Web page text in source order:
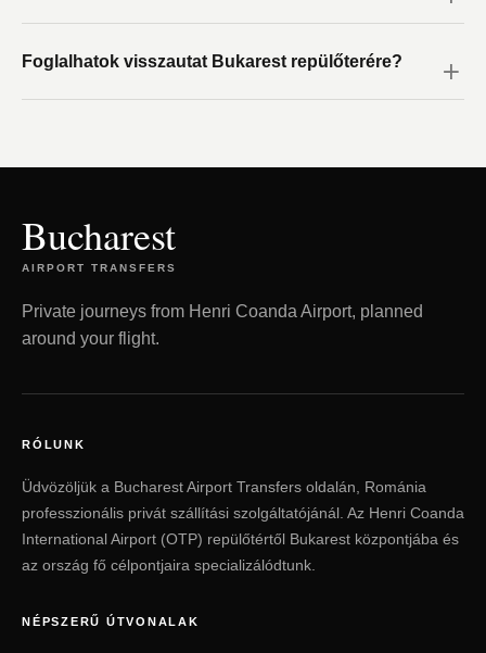
Foglalhatok visszautat Bukarest repülőterére?
Bucharest
AIRPORT TRANSFERS
Private journeys from Henri Coanda Airport, planned
around your flight.
RÓLUNK
Üdvözöljük a Bucharest Airport Transfers oldalán, Románia
professzionális privát szállítási szolgáltatójánál. Az Henri Coanda
International Airport (OTP) repülőtértől Bukarest központjába és
az ország fő célpontjaira specializálódtunk.
NÉPSZERŰ ÚTVONALAK